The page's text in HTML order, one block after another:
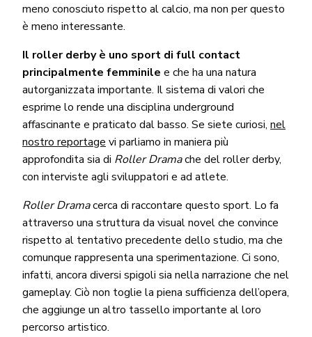
meno conosciuto rispetto al calcio, ma non per questo
è meno interessante.
Il roller derby è uno sport di full contact
principalmente femminile e che ha una natura
autorganizzata importante. Il sistema di valori che
esprime lo rende una disciplina underground
affascinante e praticato dal basso. Se siete curiosi,nel
nostro reportage vi parliamo in maniera più
approfondita sia di Roller Dramache del roller derby,
con interviste agli sviluppatori e ad atlete.
Roller Dramacerca di raccontare questo sport. Lo fa
attraverso una struttura da visual novel che convince
rispetto al tentativo precedente dello studio, ma che
comunque rappresenta una sperimentazione. Ci sono,
infatti, ancora diversi spigoli sia nella narrazione che nel
gameplay. Ciò non toglie la piena sufficienza dell’opera,
che aggiunge un altro tassello importante al loro
percorso artistico.